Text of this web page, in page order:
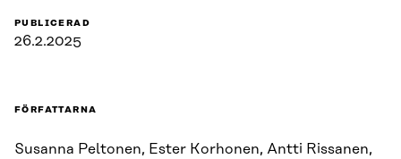
PUBLICERAD
26.2.2025
FÖRFATTARNA
Susanna Peltonen, Ester Korhonen, Antti Rissanen,